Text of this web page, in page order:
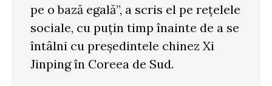
pe o bază egală”, a scris el pe rețelele
sociale, cu puțin timp înainte de a se
întâlni cu președintele chinez Xi
Jinping în Coreea de Sud.